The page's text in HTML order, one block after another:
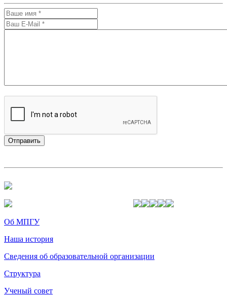
Об МПГУ
Наша история
Сведения об образовательной организации
Структура
Ученый совет